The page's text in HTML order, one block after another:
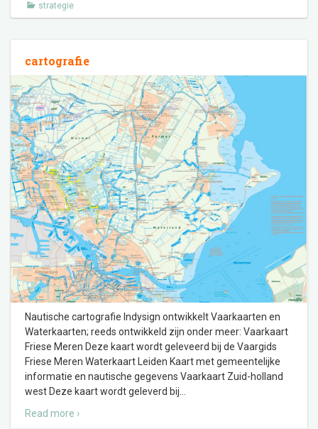
strategie
cartografie
Nautische cartografie Indysign ontwikkelt Vaarkaarten en
Waterkaarten; reeds ontwikkeld zijn onder meer: Vaarkaart
Friese Meren Deze kaart wordt geleveerd bij de Vaargids
Friese Meren Waterkaart Leiden Kaart met gemeentelijke
informatie en nautische gegevens Vaarkaart Zuid-holland
west Deze kaart wordt geleverd bij
Read more ›